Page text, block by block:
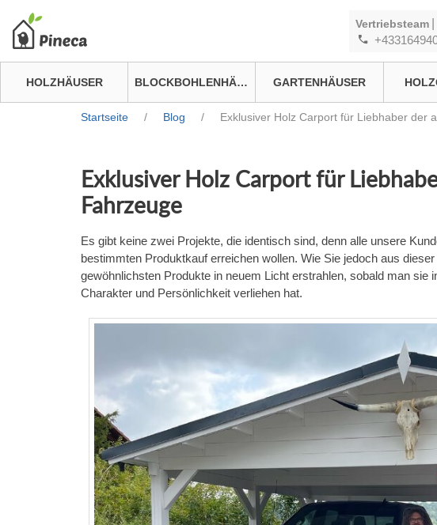
Vertriebsteam
HOLZHÄUSER BLOCKBOHLENHÄUSER GARTENHÄUSER
Startseite / Blog / Exklusiver Holz Carport für Liebhaber der
Exklusiver Holz Carport für
Fahrzeuge
Es gibt keine zwei Projekte, die identisch sind, denn alle unsere
bestimmten Produktkauf erreichen wollen. Wie Sie jedoch aus
gewöhnlichsten Produkte in neuem Licht erstrahlen, sobald man sie
Charakter und Persönlichkeit verliehen hat.